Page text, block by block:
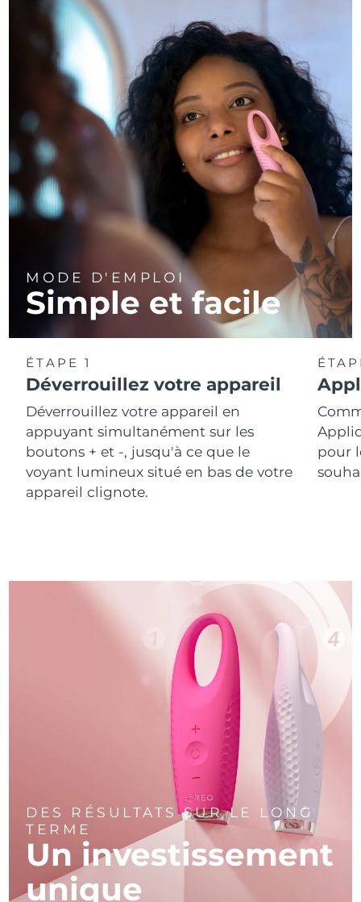
MODE D'EMPLOI
Simple et facile
ÉTAPE 1
Déverrouillez votre appareil
Déverrouillez votre appareil en
appuyant simultanément sur les
boutons + et -, jusqu'à ce que le
voyant lumineux situé en bas de votre
appareil clignote.
pour
DES RÉSULTATS SUR LE LONG
TERME
Un investissement
unique